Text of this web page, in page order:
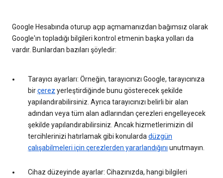
Google Hesabında oturup açıp açmamanızdan bağımsız olarak
Google'ın topladığı bilgileri kontrol etmenin başka yolları da
vardır. Bunlardan bazıları şöyledir:
Tarayıcı ayarları: Örneğin, tarayıcınızı Google, tarayıcınıza
birçerez yerleştirdiğinde bunu gösterecek şekilde
yapılandırabilirsiniz. Ayrıca tarayıcınızı belirli bir alan
adından veya tüm alan adlarından çerezleri engelleyecek
şekilde yapılandırabilirsiniz. Ancak hizmetlerimizin dil
tercihlerinizi hatırlamak gibi konularda düzgün
çalışabilmeleri için çerezlerden yararlandığını unutmayın.
Cihaz düzeyinde ayarlar: Cihazınızda, hangi bilgileri